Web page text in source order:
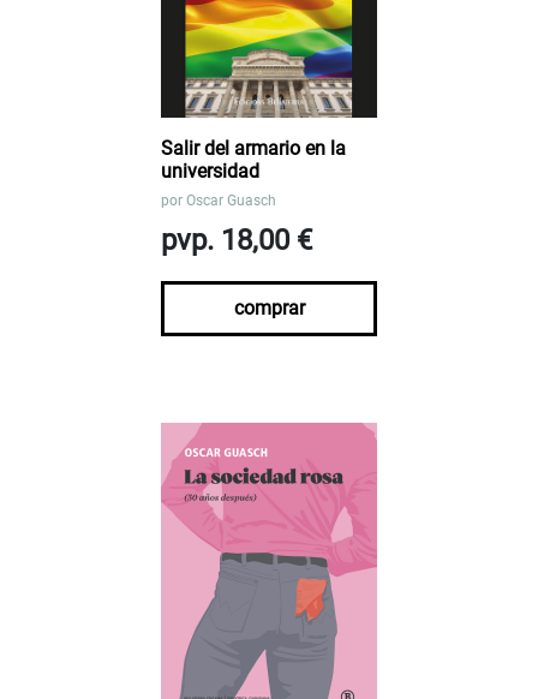
Salir del armario en la
universidad
por Oscar Guasch
pvp. 18,00 €
comprar